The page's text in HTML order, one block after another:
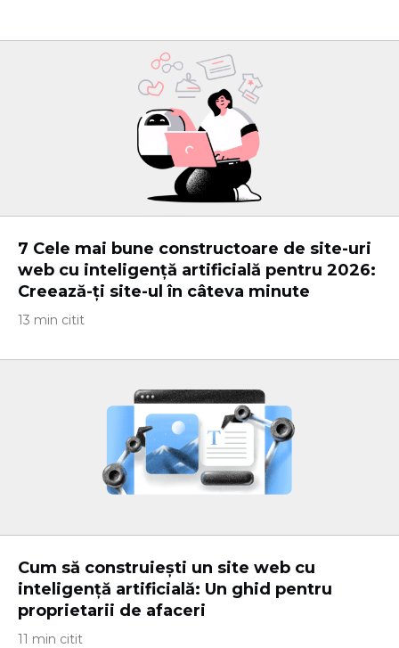
7 Cele mai bune constructoare de site-uri
web cu inteligență artificială pentru 2026:
Creează-ți site-ul în câteva minute
13 min citit
Cum să construiești un site web cu
inteligență artificială: Un ghid pentru
proprietarii de afaceri
11 min citit